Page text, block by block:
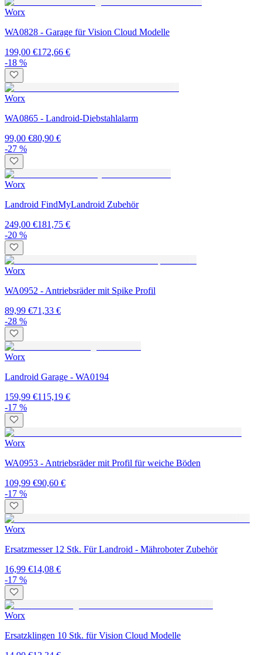
Worx
WA0828 - Garage für Vision Cloud Modelle
199,00 €172,66 €
-18 %
Worx
WA0865 - Landroid-Diebstahlalarm
99,00 €80,90 €
-27 %
Worx
Landroid FindMyLandroid Zubehör
249,00 €181,75 €
-20 %
Worx
WA0952 - Antriebsräder mit Spike Profil
89,99 €71,33 €
-28 %
Worx
Landroid Garage - WA0194
159,99 €115,19 €
-17 %
Worx
WA0953 - Antriebsräder mit Profil für weiche Böden
109,99 €90,60 €
-17 %
Worx
Ersatzmesser 12 Stk. Für Landroid - Mähroboter Zubehör
16,99 €14,08 €
-17 %
Worx
Ersatzklingen 10 Stk. für Vision Cloud Modelle